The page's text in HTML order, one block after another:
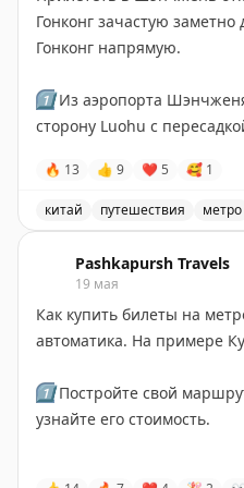
Гонконг зачастую
Гонконг напрямую.
1️⃣Из аэропорта
сторону Luohu с
2️⃣Идём по указателям на
прогулки, заблудиться
дальше по коридору
3️⃣Проходим выездные китайские и въездные
гонконгские
пополнить Октопус при
в Гонконге разбирали
🔥 13 👍 9 ❤ 5 🥰 1
китай путешествия метро
Pashkapursh Travels
19 мая
Как купить билеты на
автоматика. На примере
1️⃣Постройте свой
узнайте его стоимость.